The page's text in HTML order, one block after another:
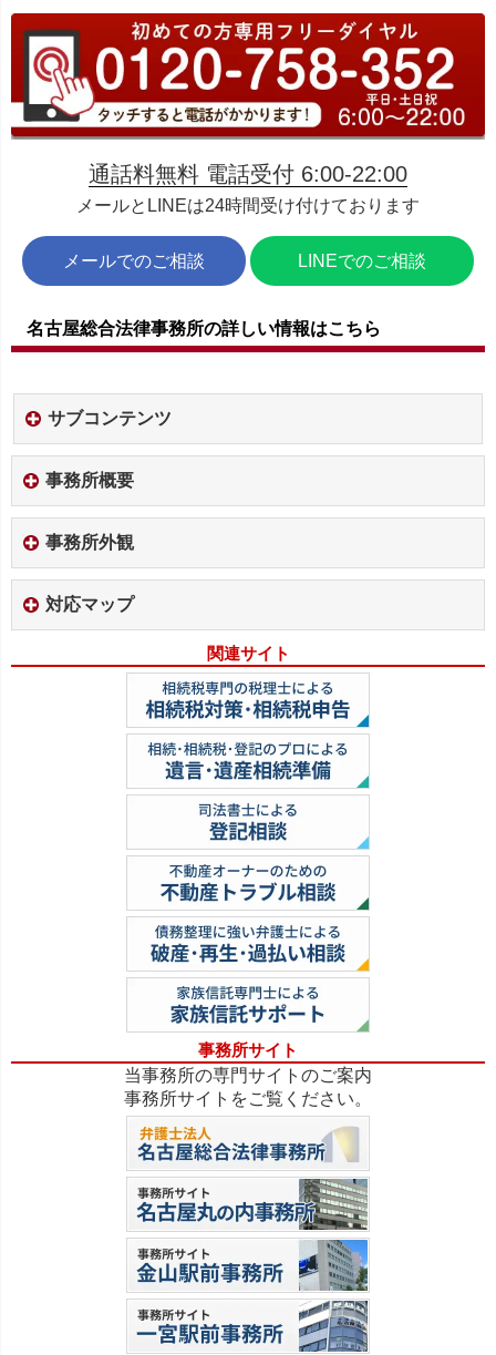
通話料無料 電話受付 6:00-22:00
メールとLINEは24時間受け付けております
メールでのご相談 LINEでのご相談
名古屋総合法律事務所の詳しい情報はこちら
サブコンテンツ
事務所概要
事務所外観
対応マップ
関連サイト
事務所サイト
当事務所の専門サイトのご案内
事務所サイトをご覧ください。